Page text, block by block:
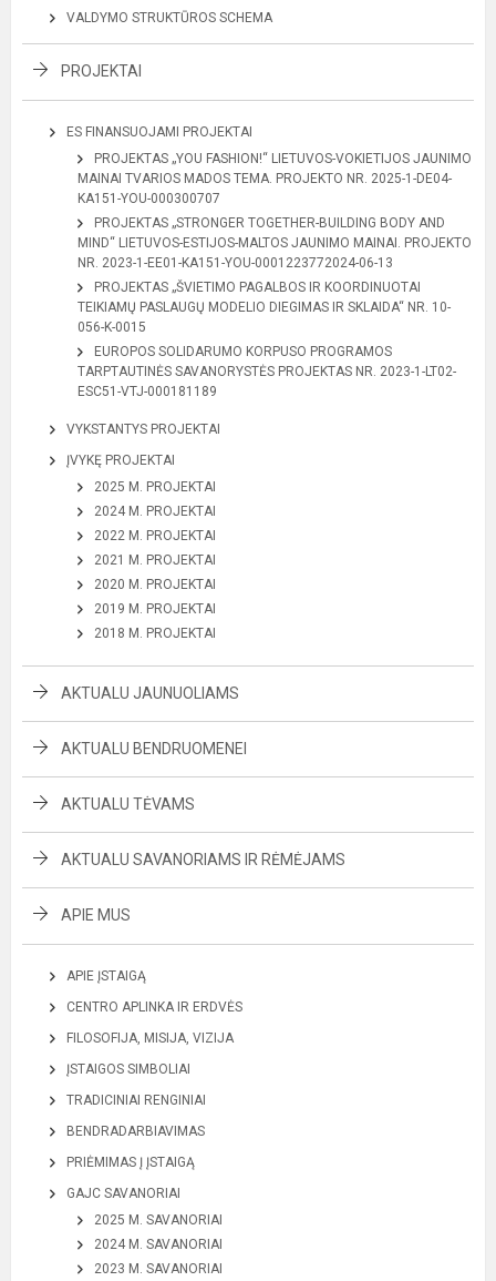
VALDYMO STRUKTŪROS SCHEMA
PROJEKTAI
ES FINANSUOJAMI PROJEKTAI
PROJEKTAS „YOU FASHION!“ LIETUVOS-VOKIETIJOS JAUNIMO
MAINAI TVARIOS MADOS TEMA. PROJEKTO NR. 2025-1-DE04-
KA151-YOU-000300707
PROJEKTAS „STRONGER TOGETHER-BUILDING BODY AND
MIND“ LIETUVOS-ESTIJOS-MALTOS JAUNIMO MAINAI. PROJEKTO
NR. 2023-1-EE01-KA151-YOU-0001223772024-06-13
PROJEKTAS „ŠVIETIMO PAGALBOS IR KOORDINUOTAI
TEIKIAMŲ PASLAUGŲ MODELIO DIEGIMAS IR SKLAIDA“ NR. 10-
056-K-0015
EUROPOS SOLIDARUMO KORPUSO PROGRAMOS
TARPTAUTINĖS SAVANORYSTĖS PROJEKTAS NR. 2023-1-LT02-
ESC51-VTJ-000181189
VYKSTANTYS PROJEKTAI
ĮVYKĘ PROJEKTAI
2025 M. PROJEKTAI
2024 M. PROJEKTAI
2022 M. PROJEKTAI
2021 M. PROJEKTAI
2020 M. PROJEKTAI
2019 M. PROJEKTAI
2018 M. PROJEKTAI
AKTUALU JAUNUOLIAMS
AKTUALU BENDRUOMENEI
AKTUALU TĖVAMS
AKTUALU SAVANORIAMS IR RĖMĖJAMS
APIE MUS
APIE ĮSTAIGĄ
CENTRO APLINKA IR ERDVĖS
FILOSOFIJA, MISIJA, VIZIJA
ĮSTAIGOS SIMBOLIAI
TRADICINIAI RENGINIAI
BENDRADARBIAVIMAS
PRIĖMIMAS Į ĮSTAIGĄ
GAJC SAVANORIAI
2025 M. SAVANORIAI
2024 M. SAVANORIAI
2023 M. SAVANORIAI